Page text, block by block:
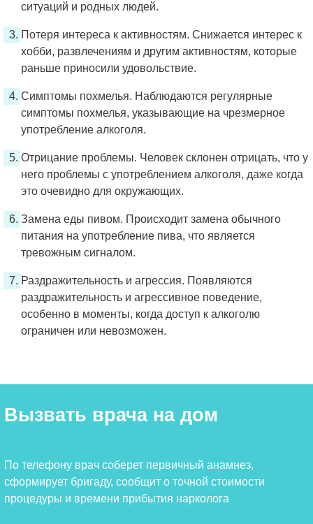
ситуаций и родных людей.
Потеря интереса к активностям. Снижается интерес к
хобби, развлечениям и другим активностям, которые
раньше приносили удовольствие.
Симптомы похмелья. Наблюдаются регулярные
симптомы похмелья, указывающие на чрезмерное
употребление алкоголя.
Отрицание проблемы. Человек склонен отрицать, что у
него проблемы с употреблением алкоголя, даже когда
это очевидно для окружающих.
Замена еды пивом. Происходит замена обычного
питания на употребление пива, что является
тревожным сигналом.
Раздражительность и агрессия. Появляются
раздражительность и агрессивное поведение,
особенно в моменты, когда доступ к алкоголю
ограничен или невозможен.
Вызвать врача на дом
По телефону врач соберет первичный анамнез,
сформирует бригаду, сообщит о точной стоимости
процедуры и времени прибытия нарколога